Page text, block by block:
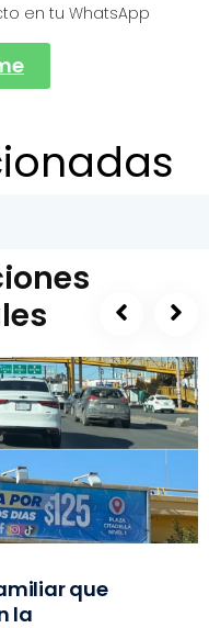
en tu WhatsApp
que
la